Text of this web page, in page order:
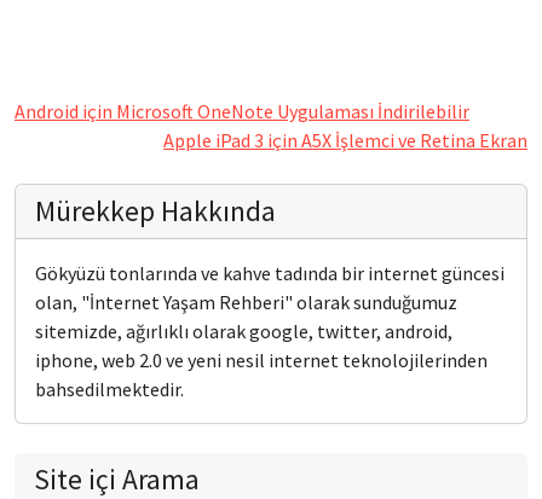
Android için Microsoft OneNote Uygulaması İndirilebilir
Apple iPad 3 için A5X İşlemci ve Retina Ekran
Mürekkep Hakkında
Gökyüzü tonlarında ve kahve tadında bir internet güncesi
olan, "İnternet Yaşam Rehberi" olarak sunduğumuz
sitemizde, ağırlıklı olarak google, twitter, android,
iphone, web 2.0 ve yeni nesil internet teknolojilerinden
bahsedilmektedir.
Site içi Arama